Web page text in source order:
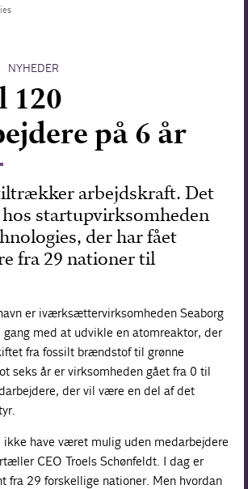
NYHEDER
120
på 6 år
arbejdskraft. Det
startupvirksomheden
der har fået
fra 29 nationer til
er iværksættervirksomheden Seaborg
gang med at udvikle en atomreaktor, der
fra fossilt brændstof til grønne
seks år er virksomheden gået fra 0 til
der vil være en del af det
have været mulig uden medarbejdere
CEO Troels Schønfeldt. I dag er
fra 29 forskellige nationer. Men hvordan